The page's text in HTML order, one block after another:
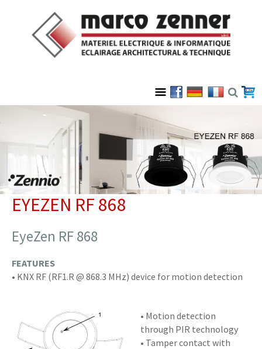
EYEZEN RF 868
EyeZen RF 868
FEATURES
• KNX RF (RF1.R @ 868.3 MHz) device for motion detection
• Motion detection
through PIR technology
• Tamper contact with